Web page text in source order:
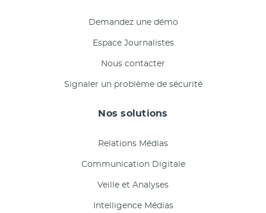
Demandez une démo
Espace Journalistes
Nous contacter
Signaler un problème de sécurité
Nos solutions
Relations Médias
Communication Digitale
Veille et Analyses
Intelligence Médias